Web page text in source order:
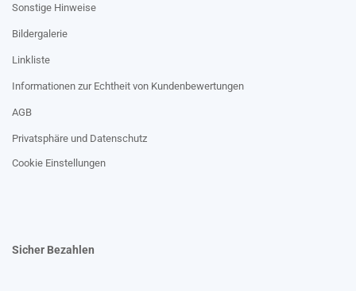
Sonstige Hinweise
Bildergalerie
Linkliste
Informationen zur Echtheit von Kundenbewertungen
AGB
Privatsphäre und Datenschutz
Cookie Einstellungen
Sicher Bezahlen